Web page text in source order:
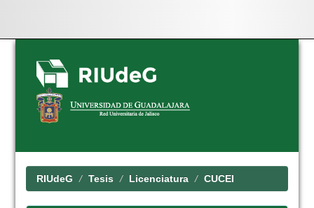
Skip
navigation
RIUdeG Tesis Licenciatura CUCEI